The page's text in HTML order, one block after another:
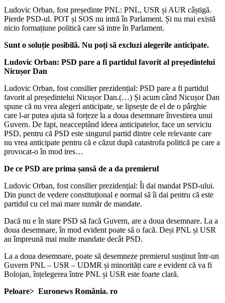
Ludovic Orban, fost președinte PNL: PNL, USR și AUR câștigă.
Pierde PSD-ul. POT și SOS nu intră în Parlament. Și nu mai există
nicio formațiune politică care să intre în Parlament.
Sunt o soluție posibilă. Nu poți să excluzi alegerile anticipate.
Ludovic Orban: PSD pare a fi partidul favorit al președintelui
Nicușor Dan
Ludovic Orban, fost consilier prezidențial: PSD pare a fi partidul
favorit al președintelui Nicușor Dan.(…) Și acum când Nicușor Dan
spune că nu vrea alegeri anticipate, se lipsește de el de o pârghie
care l-ar putea ajuta să forțeze la a doua desemnare învestirea unui
Guvern. De fapt, neacceptând ideea anticipatelor, face un serviciu
PSD, pentru că PSD este singurul partid dintre cele relevante care
nu vrea anticipate pentru că e căzut după catastrofa politică pe care a
provocat-o în mod ires…
De ce PSD are prima șansă de a da premierul
Ludovic Orban, fost consilier prezidențial: Îi dai mandat PSD-ului.
Din punct de vedere constituțional e normal să îi dai pentru că este
partidul cu cel mai mare număr de mandate.
Dacă nu e în stare PSD să facă Guvern, are a doua desemnare. La a
doua desemnare, în mod evident poate să o facă. Deși PNL și USR
au împreună mai multe mandate decât PSD.
La a doua desemnare, poate să desemneze premierul susținut într-un
Guvern PNL – USR – UDMR și minorități care e evident că va fi
Bolojan, înțelegerea între PNL și USR este foarte clară.
Peloare> Euronews România. ro